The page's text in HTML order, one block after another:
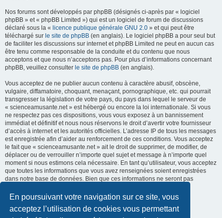
En poursuivant votre navigation sur ce site, vous
acceptez l’utilisation de cookies vous permettant
Nos forums sont développés par phpBB (désignés ci-après par « logiciel
phpBB » et « phpBB Limited ») qui est un logiciel de forum de discussions
déclaré sous la « licence publique générale GNU 2.0 » et qui peut être
téléchargé sur le site de phpBB (en anglais). Le logiciel phpBB a pour seul but
de faciliter les discussions sur internet et phpBB Limited ne peut en aucun cas
être tenu comme responsable de la conduite et du contenu que nous
acceptons et que nous n’acceptons pas. Pour plus d’informations concernant
phpBB, veuillez consulter le site de phpBB (en anglais).
Vous acceptez de ne publier aucun contenu à caractère abusif, obscène,
vulgaire, diffamatoire, choquant, menaçant, pornographique, etc. qui pourrait
transgresser la législation de votre pays, du pays dans lequel le serveur de
« scienceamusante.net » est hébergé ou encore la loi internationale. Si vous
ne respectez pas ces dispositions, vous vous exposez à un bannissement
immédiat et définitif et nous nous réservons le droit d’avertir votre fournisseur
d’accès à internet et les autorités officielles. L’adresse IP de tous les messages
est enregistrée afin d’aider au renforcement de ces conditions. Vous acceptez
le fait que « scienceamusante.net » ait le droit de supprimer, de modifier, de
déplacer ou de verrouiller n’importe quel sujet et message à n’importe quel
moment si nous estimons cela nécessaire. En tant qu’utilisateur, vous acceptez
que toutes les informations que vous avez renseignées soient enregistrées
dans notre base de données. Bien que ces informations ne seront pas
« scienceamusante.net », ni phpBB, ne pourront être tenus comme
responsables en cas de tentative de piratage informatique visant à
compromettre vos données.